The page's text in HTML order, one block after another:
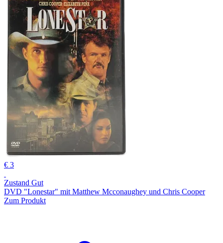
€ 3
Zustand Gut
DVD "Lonestar" mit Matthew Mcconaughey und Chris Cooper
Zum Produkt